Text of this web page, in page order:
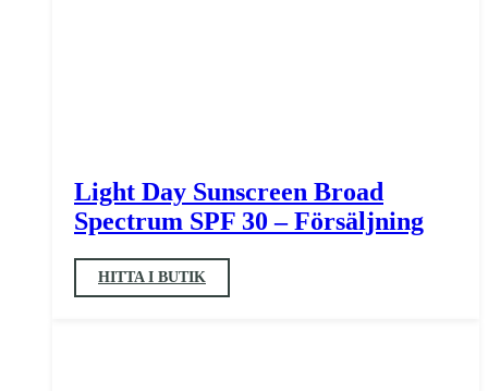
Light Day Sunscreen Broad
Spectrum SPF 30 – Försäljning
HITTA I BUTIK